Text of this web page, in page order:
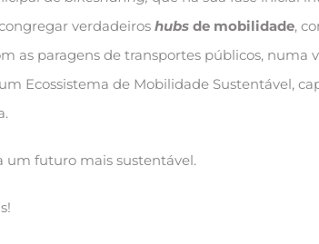
verdadeiros hubsde mobilidade,
as paragens de transportes públicos, numa
Ecossistema de Mobilidade Sustentável,
um futuro mais sustentável.